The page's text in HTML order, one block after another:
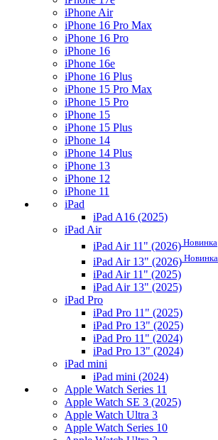
iPhone Air
iPhone 16 Pro Max
iPhone 16 Pro
iPhone 16
iPhone 16e
iPhone 16 Plus
iPhone 15 Pro Max
iPhone 15 Pro
iPhone 15
iPhone 15 Plus
iPhone 14
iPhone 14 Plus
iPhone 13
iPhone 12
iPhone 11
iPad
iPad A16 (2025)
iPad Air
iPad Air 11" (2026) Новинка
iPad Air 13" (2026) Новинка
iPad Air 11" (2025)
iPad Air 13" (2025)
iPad Pro
iPad Pro 11" (2025)
iPad Pro 13" (2025)
iPad Pro 11" (2024)
iPad Pro 13" (2024)
iPad mini
iPad mini (2024)
Apple Watch Series 11
Apple Watch SE 3 (2025)
Apple Watch Ultra 3
Apple Watch Series 10